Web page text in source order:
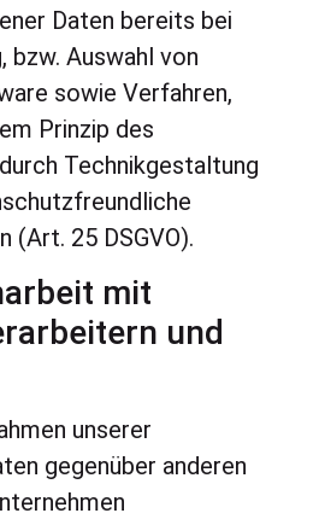
Daten bereits bei
bzw. Auswahl von
sowie Verfahren,
Prinzip des
Technikgestaltung
(Art. 25 DSGVO).
mit
und
unserer
gegenüber anderen